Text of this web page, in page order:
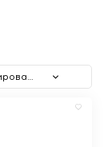
Сортировать